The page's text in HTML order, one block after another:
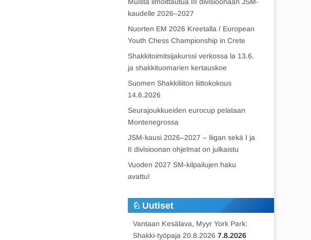
kaudelle 2026–2027
Nuorten EM 2026 Kreetalla / European
Youth Chess Championship in Crete
Shakkitoimitsijakurssi verkossa la 13.6.
ja shakkituomarien kertauskoe
Suomen Shakkiliiton liittokokous
14.6.2026
Seurajoukkueiden eurocup pelataan
Montenegrossa
JSM-kausi 2026–2027 – liigan sekä I ja
II divisioonan ohjelmat on julkaistu
Vuoden 2027 SM-kilpailujen haku
avattu!
Uutiset
Vantaan Kesälava, Myyr York Park:
Shakki-työpaja 20.8.2026 7.8.2026